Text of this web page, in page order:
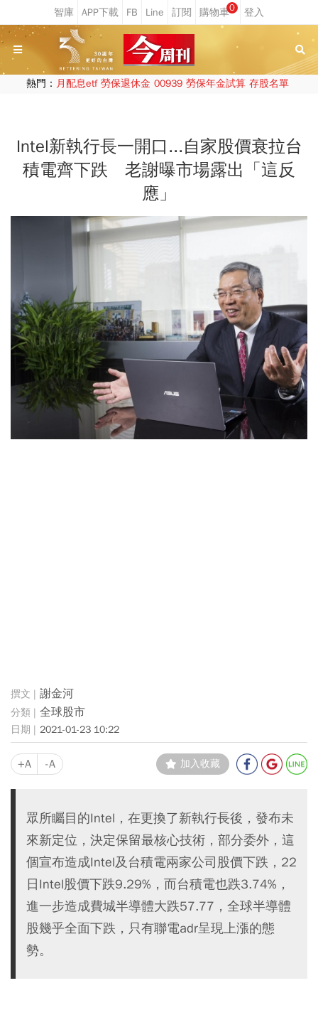
0
熱門： 月配息etf 勞保退休金 00939 勞保年金試算 存股名單
Intel新執行長一開口...自家股價衰拉台
積電齊下跌 老謝曝市場露出「這反
應」
謝金河
全球股市
2021-01-23 10:22
+A -A 加入收藏
眾所矚目的Intel，在更換了新執行長後，發布未
來新定位，決定保留最核心技術，部分委外，這
個宣布造成Intel及台積電兩家公司股價下跌，22
日Intel股價下跌9.29%，而台積電也跌3.74%，
進一步造成費城半導體大跌57.77，全球半導體
股幾乎全面下跌，只有聯電adr呈現上漲的態
勢。